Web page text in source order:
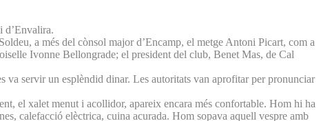
d’Envalira.
a més del cònsol major d’Encamp, el metge Antoni Picart, com a
Ivonne Bellongrade; el president del club, Benet Mas, de Cal
va servir un esplèndid dinar. Les autoritats van aprofitar per pronunciar
el xalet menut i acollidor, apareix encara més confortable. Hom hi ha
calefacció elèctrica, cuina acurada. Hom sopava aquell vespre amb